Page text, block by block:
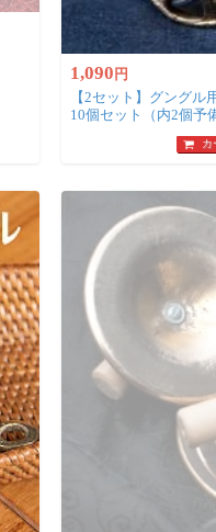
1,090 円
【2セット】グングル
10個セット（内2個予
カ